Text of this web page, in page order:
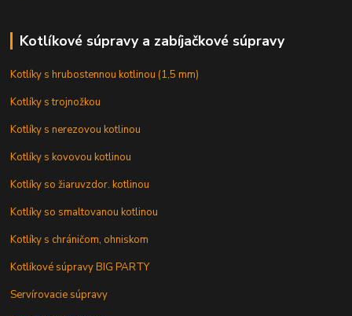
Kotlíkové súpravy a zabíjačkové súpravy
Kotlíky s hrubostennou kotlinou (1,5 mm)
Kotlíky s trojnožkou
Kotlíky s nerezovou kotlinou
Kotlíky s kovovou kotlinou
Kotlíky so žiaruvzdor. kotlinou
Kotlíky so smaltovanou kotlinou
Kotlíky s chráničom, ohniskom
Kotlíkové súpravy BIG PARTY
Servírovacie súpravy